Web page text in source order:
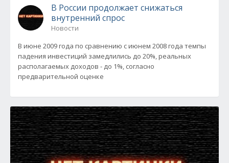
В России продолжает снижаться
внутренний спрос
Новости
В июне 2009 года по сравнению с июнем 2008 года темпы
падения инвестиций замедлились до 20%, реальных
располагаемых доходов - до 1%, согласно
предварительной оценке